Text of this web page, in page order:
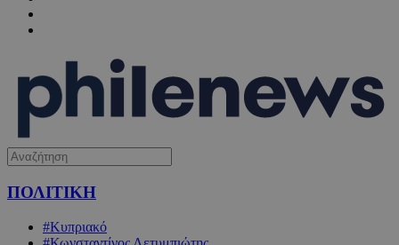
ΠΟΛΙΤΙΚΗ
#Κυπριακό